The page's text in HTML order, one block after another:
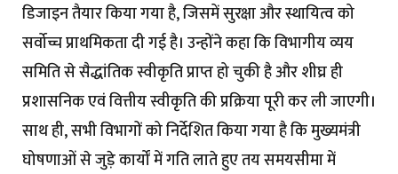
डिजाइन तैयार किया गया है, जिसमें सुरक्षा और स्थायित्व को
सर्वोच्च प्राथमिकता दी गई है। उन्होंने कहा कि विभागीय व्यय
समिति से सैद्धांतिक स्वीकृति प्राप्त हो चुकी है और शीघ्र ही
प्रशासनिक एवं वित्तीय स्वीकृति की प्रक्रिया पूरी कर ली जाएगी।
साथ ही, सभी विभागों को निर्देशित किया गया है कि मुख्यमंत्री
घोषणाओं से जुड़े कार्यों में गति लाते हुए तय समयसीमा में